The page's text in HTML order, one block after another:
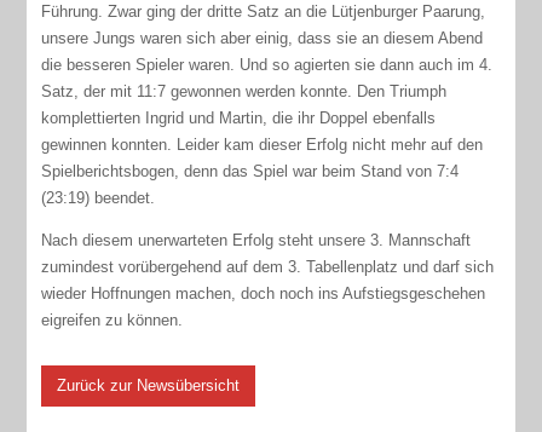
Führung. Zwar ging der dritte Satz an die Lütjenburger Paarung,
unsere Jungs waren sich aber einig, dass sie an diesem Abend
die besseren Spieler waren. Und so agierten sie dann auch im 4.
Satz, der mit 11:7 gewonnen werden konnte. Den Triumph
komplettierten Ingrid und Martin, die ihr Doppel ebenfalls
gewinnen konnten. Leider kam dieser Erfolg nicht mehr auf den
Spielberichtsbogen, denn das Spiel war beim Stand von 7:4
(23:19) beendet.
Nach diesem unerwarteten Erfolg steht unsere 3. Mannschaft
zumindest vorübergehend auf dem 3. Tabellenplatz und darf sich
wieder Hoffnungen machen, doch noch ins Aufstiegsgeschehen
eigreifen zu können.
Zurück zur Newsübersicht